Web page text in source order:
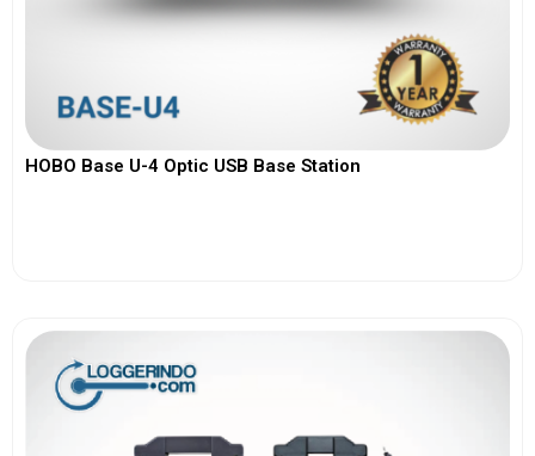
HOBO Base U-4 Optic USB Base Station